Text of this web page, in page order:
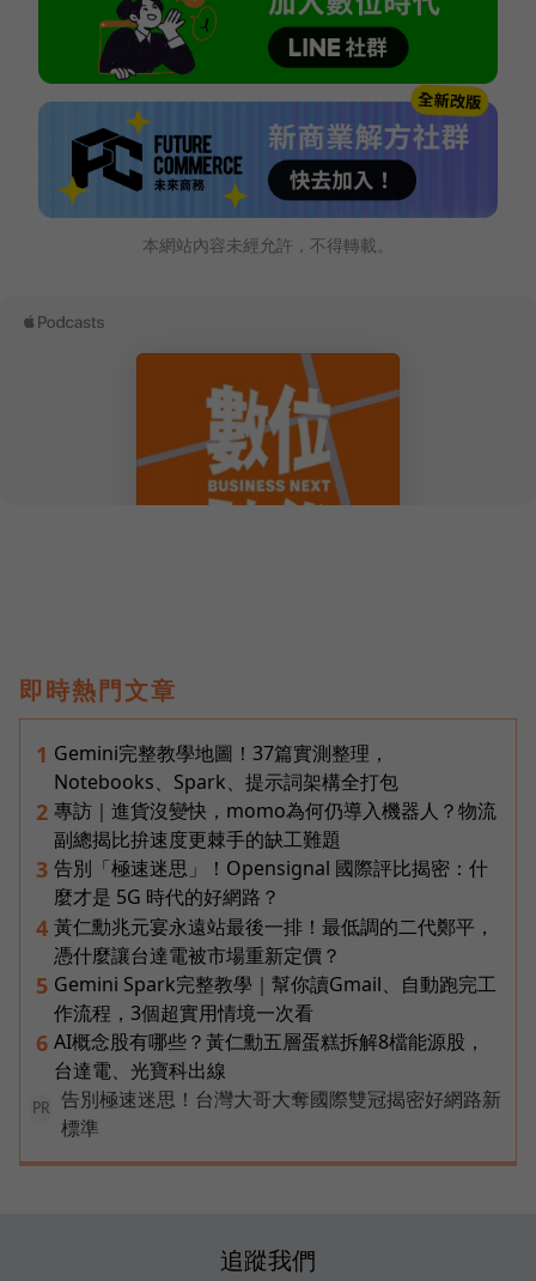
本網站內容未經允許，不得轉載。
即時熱門文章
1 Gemini完整教學地圖！37篇實測整理，
Notebooks、Spark、提示詞架構全打包
2 專訪｜進貨沒變快，momo為何仍導入機器人？物流
副總揭比拚速度更棘手的缺工難題
3 告別「極速迷思」！Opensignal 國際評比揭密：什
麼才是 5G 時代的好網路？
4 黃仁勳兆元宴永遠站最後一排！最低調的二代鄭平，
憑什麼讓台達電被市場重新定價？
5 Gemini Spark完整教學｜幫你讀Gmail、自動跑完工
作流程，3個超實用情境一次看
6 AI概念股有哪些？黃仁勳五層蛋糕拆解8檔能源股，
台達電、光寶科出線
PR
告別極速迷思！台灣大哥大奪國際雙冠揭密好網路新
標準
追蹤我們